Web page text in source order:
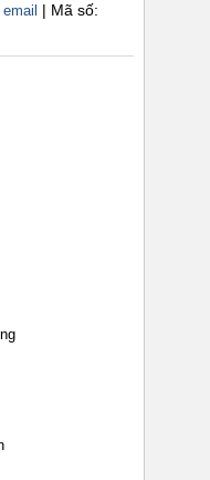
| Mã số: